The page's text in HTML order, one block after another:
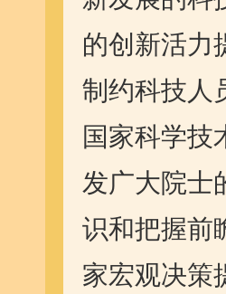
的创新活力
制约科技人
国家科学技
发广大院士
识和把握前
家宏观决策